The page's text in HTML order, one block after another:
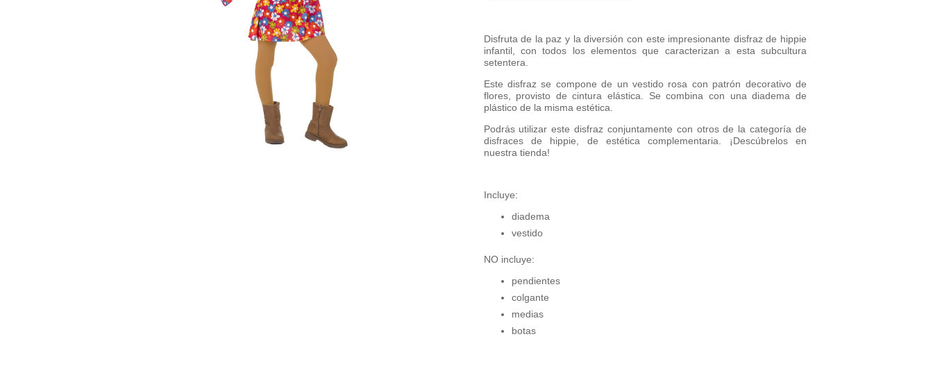
Disfruta de la paz y la diversión con este impresionante disfraz de hippie
infantil, con todos los elementos que caracterizan a esta subcultura
setentera.
Este disfraz se compone de un vestido rosa con patrón decorativo de
flores, provisto de cintura elástica. Se combina con una diadema de
plástico de la misma estética.
Podrás utilizar este disfraz conjuntamente con otros de la categoría de
disfraces de hippie, de estética complementaria. ¡Descúbrelos en
nuestra tienda!
Incluye:
diadema
vestido
NO incluye:
pendientes
colgante
medias
botas